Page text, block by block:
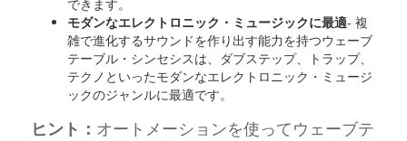
できます。
モダンなエレクトロニック・ミュージックに最適- 複
雑で進化するサウンドを作り出す能力を持つウェーブ
テーブル・シンセシスは、ダブステップ、トラップ、
テクノといったモダンなエレクトロニック・ミュージ
ックのジャンルに最適です。
ヒント： オートメーションを使ってウェーブテ